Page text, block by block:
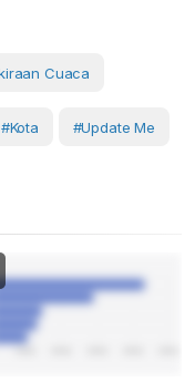
Cuaca
#Kota #Update Me